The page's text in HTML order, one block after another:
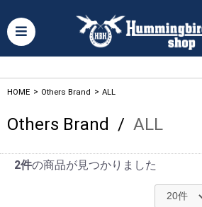
HOME > Others Brand > ALL
Others Brand / ALL
2件の商品が見つかりました